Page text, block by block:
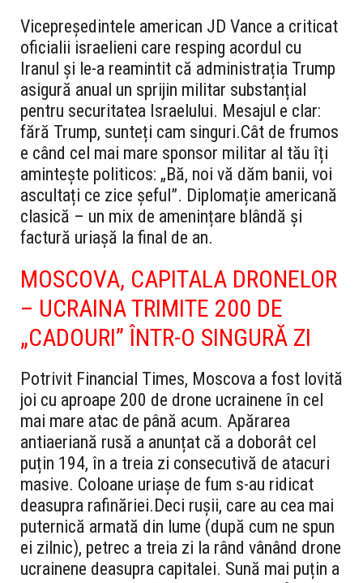
Vicepreședintele american JD Vance a criticat
oficialii israelieni care resping acordul cu
Iranul și le-a reamintit că administrația Trump
asigură anual un sprijin militar substanțial
pentru securitatea Israelului. Mesajul e clar:
fără Trump, sunteți cam singuri.Cât de frumos
e când cel mai mare sponsor militar al tău îți
amintește politicos: „Bă, noi vă dăm banii, voi
ascultați ce zice șeful”. Diplomație americană
clasică – un mix de amenințare blândă și
factură uriașă la final de an.
MOSCOVA, CAPITALA DRONELOR
– UCRAINA TRIMITE 200 DE
„CADOURI” ÎNTR-O SINGURĂ ZI
Potrivit Financial Times, Moscova a fost lovită
joi cu aproape 200 de drone ucrainene în cel
mai mare atac de până acum. Apărarea
antiaeriană rusă a anunțat că a doborât cel
puțin 194, în a treia zi consecutivă de atacuri
masive. Coloane uriașe de fum s-au ridicat
deasupra rafinăriei.Deci rușii, care au cea mai
puternică armată din lume (după cum ne spun
ei zilnic), petrec a treia zi la rând vânând drone
ucrainene deasupra capitalei. Sună mai puțin a